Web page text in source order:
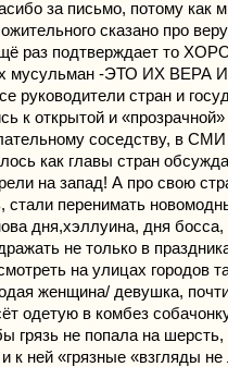
за письмо, потому как
сказано про
раз подтверждает то
мусульман -ЭТО ИХ
руководители стран и
к открытой и
соседству, в СМИ
как главы стран
на запад! А про свою
стали перенимать
дня,хэллуина, дня
не только в
на улицах городов
женщина/ девушка,
одетую в комбез
грязь не попала на
и к ней «грязные «взгляды